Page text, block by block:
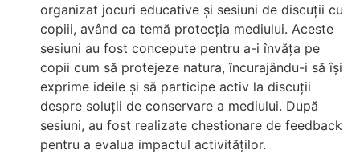
organizat jocuri educative și sesiuni de discuții cu
copiii, având ca temă protecția mediului. Aceste
sesiuni au fost concepute pentru a-i învăța pe
copii cum să protejeze natura, încurajându-i să își
exprime ideile și să participe activ la discuții
despre soluții de conservare a mediului. După
sesiuni, au fost realizate chestionare de feedback
pentru a evalua impactul activităților.